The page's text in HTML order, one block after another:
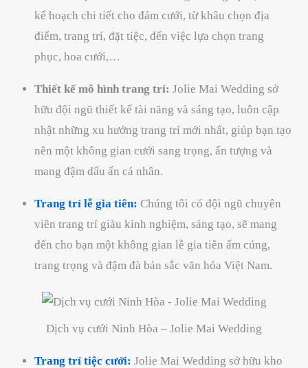
kế hoạch chi tiết cho đám cưới, từ khâu chọn địa
điểm, trang trí, đặt tiệc, đến việc lựa chọn trang
phục, hoa cưới,…
Thiết kế mô hình trang trí: Jolie Mai Wedding sở
hữu đội ngũ thiết kế tài năng và sáng tạo, luôn cập
nhật những xu hướng trang trí mới nhất, giúp bạn tạo
nên một không gian cưới sang trọng, ấn tượng và
mang đậm dấu ấn cá nhân.
Trang trí lễ gia tiên: Chúng tôi có đội ngũ chuyên
viên trang trí giàu kinh nghiệm, sáng tạo, sẽ mang
đến cho bạn một không gian lễ gia tiên ấm cúng,
trang trọng và đậm đà bản sắc văn hóa Việt Nam.
Dịch vụ cưới Ninh Hòa – Jolie Mai Wedding
Trang trí tiệc cưới: Jolie Mai Wedding sở hữu kho